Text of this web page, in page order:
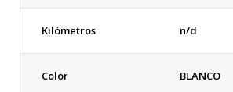
Kilómetros n/d
Color BLANCO